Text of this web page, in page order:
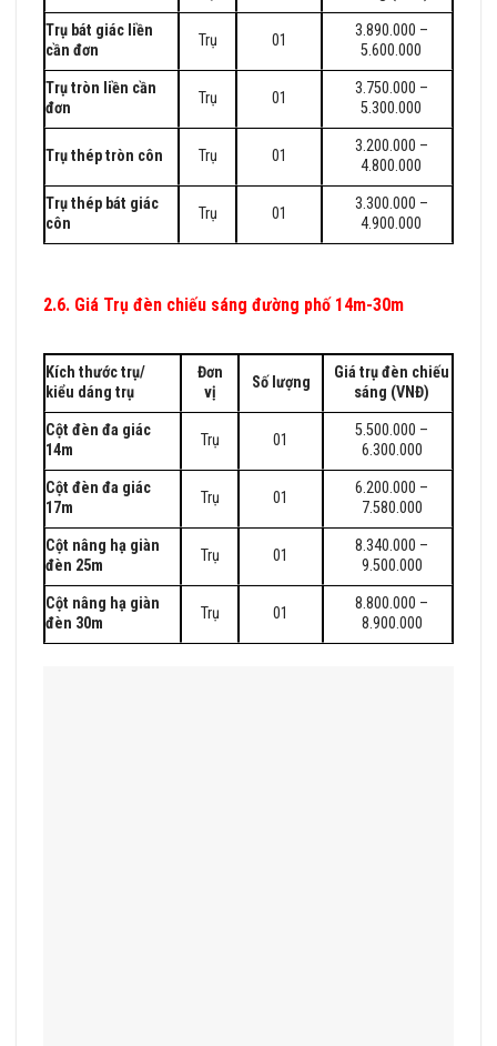
Trụ bát giác liền
cần đơn
Trụ 01
3.890.000 –
5.600.000
Trụ tròn liền cần
đơn
Trụ 01
3.750.000 –
5.300.000
Trụ thép tròn côn Trụ 01
3.200.000 –
4.800.000
Trụ thép bát giác
côn
Trụ 01
3.300.000 –
4.900.000
2.6. Giá Trụ đèn chiếu sáng đường phố 14m-30m
Kích thước trụ/
kiểu dáng trụ
Đơn
vị
Số lượng
Giá trụ đèn chiếu
sáng (VNĐ)
Cột đèn đa giác
14m
Trụ 01
5.500.000 –
6.300.000
Cột đèn đa giác
17m
Trụ 01
6.200.000 –
7.580.000
Cột nâng hạ giàn
đèn 25m
Trụ 01
8.340.000 –
9.500.000
Cột nâng hạ giàn
đèn 30m
Trụ 01
8.800.000 –
8.900.000